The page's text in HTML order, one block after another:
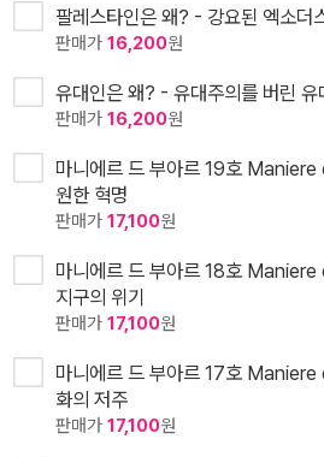
팔레스타인은 왜? - 강요된 엑소더
판매가 16,200원
유대인은 왜? - 유대주의를 버린 유
판매가 16,200원
마니에르 드 부아르 19호
원한 혁명
판매가 17,100원
마니에르 드 부아르 18호
지구의 위기
판매가 17,100원
마니에르 드 부아르 17호
화의 저주
판매가 17,100원